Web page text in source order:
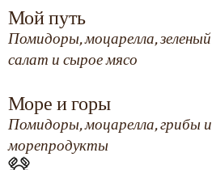
Мой путь
Помидоры, моцарелла, зеленый
салат и сырое мясо
Море и горы
Помидоры, моцарелла, грибы и
морепродукты